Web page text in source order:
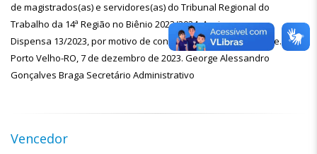
de magistrados(as) e servidores(as) do Tribunal Regional do
Trabalho da 14ª Região no Biênio 2023/2024. Assim, revogo a
Dispensa 13/2023, por motivo de conveniência e oportunidade.
Porto Velho-RO, 7 de dezembro de 2023. George Alessandro
Gonçalves Braga Secretário Administrativo
Vencedor